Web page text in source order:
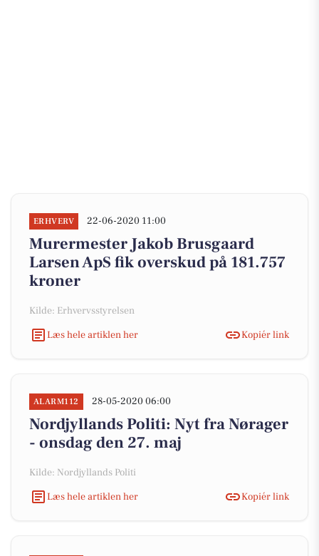
ERHVERV 22-06-2020 11:00
Murermester Jakob Brusgaard
Larsen ApS fik overskud på 181.757
kroner
Kilde: Erhvervsstyrelsen
Læs hele artiklen her
Kopiér link
ALARM112 28-05-2020 06:00
Nordjyllands Politi: Nyt fra Nørager
- onsdag den 27. maj
Kilde: Nordjyllands Politi
Læs hele artiklen her
Kopiér link